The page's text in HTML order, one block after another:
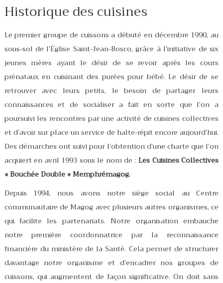
Historique des cuisines
Le premier groupe de cuissons a débuté en décembre 1990, au
sous-sol de l’Église Saint-Jean-Bosco, grâce à l’initiative de six
jeunes mères ayant le désir de se revoir après les cours
prénataux en cuisinant des purées pour bébé. Le désir de se
retrouver avec leurs petits, le besoin de partager leurs
connaissances et de socialiser a fait en sorte que l’on a
poursuivi les rencontres par une activité de cuisines collectives
et d’avoir sur place un service de halte-répit encore aujourd’hui.
Des démarches ont suivi pour l’obtention d’une charte que l’on
acquiert en avril 1993 sous le nom de :Les Cuisines Collectives
« Bouchée Double » Memphrémagog.
Depuis 1994, nous avons notre siège social au Centre
communautaire de Magog avec plusieurs autres organismes, ce
qui facilite les partenariats. Notre organisation embauche
notre première coordonnatrice par la reconnaissance
financière du ministère de la Santé. Cela permet de structurer
davantage notre organisme et d’encadrer nos groupes de
cuissons, qui augmentent de façon significative. On doit sans